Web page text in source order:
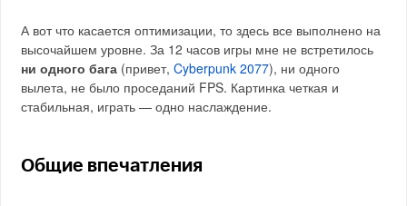
А вот что касается оптимизации, то здесь все выполнено на
высочайшем уровне. За 12 часов игры мне не встретилось
ни одного бага (привет,Cyberpunk 2077), ни одного
вылета, не было проседаний FPS. Картинка четкая и
стабильная, играть — одно наслаждение.
Общие впечатления